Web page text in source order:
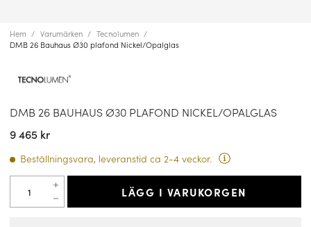
Hem Varumärken
Tecnolumen
DMB 26 Bauhaus Ø30 plafond Nickel/Opalglas
DMB 26 BAUHAUS Ø30 PLAFOND NICKEL/OPALGLAS
9 465 kr
Beställningsvara, leveranstid ca 2-4 veckor.
LÄGG I VARUKORGEN